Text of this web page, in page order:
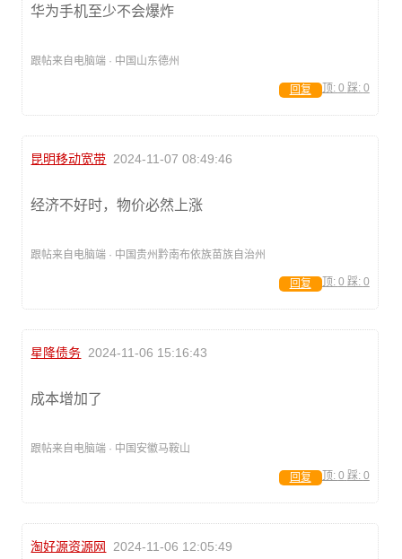
华为手机至少不会爆炸
跟帖来自电脑端 · 中国山东德州
顶: 0 踩: 0
回复
昆明移动宽带 2024-11-07 08:49:46
经济不好时，物价必然上涨
跟帖来自电脑端 · 中国贵州黔南布依族苗族自治州
顶: 0 踩: 0
回复
星隆债务 2024-11-06 15:16:43
成本增加了
跟帖来自电脑端 · 中国安徽马鞍山
顶: 0 踩: 0
回复
淘好源资源网 2024-11-06 12:05:49